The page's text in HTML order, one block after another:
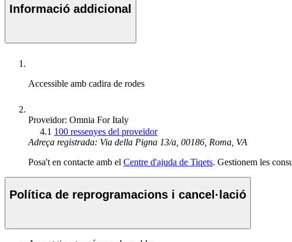
Informació addicional
Accessible amb cadira de rodes
Proveïdor: Omnia For Italy
4.1 100 ressenyes del proveïdor
Adreça registrada: Via della Pigna 13/a, 00186, Roma, VA
Posa't en contacte amb el Centre d'ajuda de Tiqets. Gestionem les
Política de reprogramacions i cancel·lació